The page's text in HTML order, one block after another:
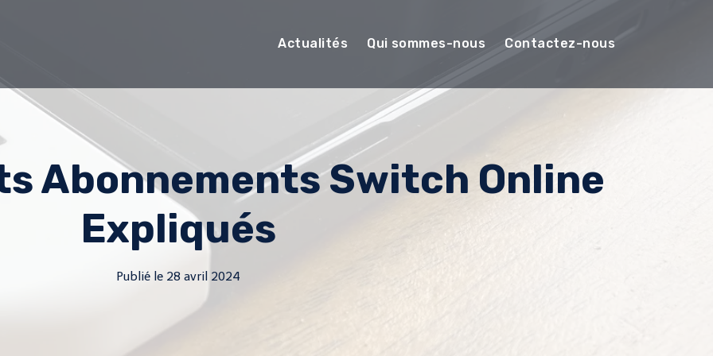
Actualités Qui sommes-nous Contactez-nous
Abonnements Switch Online
Expliqués
Publié le 28 avril 2024